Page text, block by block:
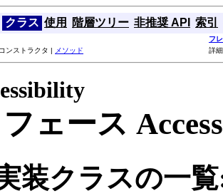
クラス 使用 階層ツリー 非推奨 API 索引
フ
ンストラクタ | メソッド 詳
ェース
装クラスの一